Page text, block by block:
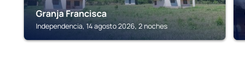
Granja Francisca
Independencia, 14 agosto 2026, 2 noches